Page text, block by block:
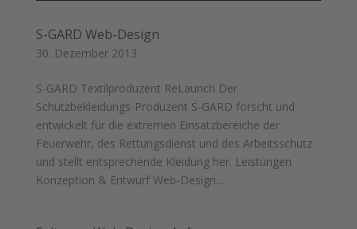
S-GARD Web-Design
30. Dezember 2013
S-GARD Textilproduzent ReLaunch Der
Schutzbekleidungs-Produzent S-GARD forscht und
entwickelt für die extremen Einsatzbereiche der
Feuerwehr, des Rettungsdienst und des Arbeitsschutz
und stellt entsprechende Kleidung her. Leistungen
Konzeption & Entwurf Web-Design...